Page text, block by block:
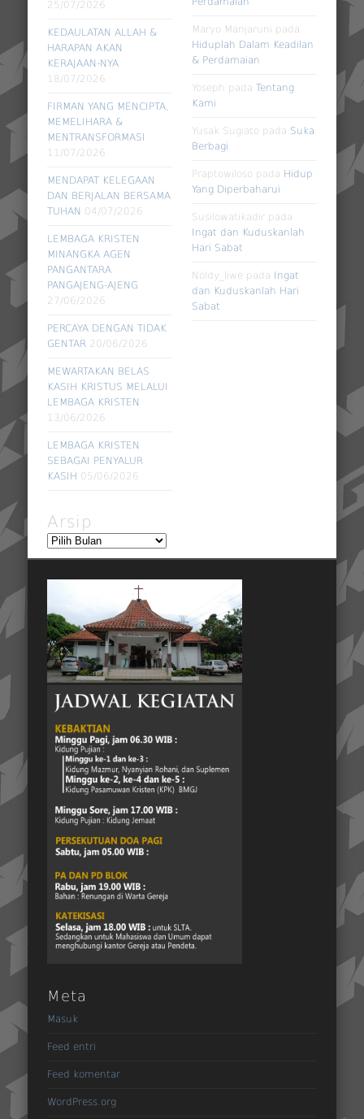
25/07/2026
KEDAULATAN ALLAH &
HARAPAN AKAN
KERAJAAN-NYA
18/07/2026
FIRMAN YANG MENCIPTA,
MEMELIHARA &
MENTRANSFORMASI
11/07/2026
MENDAPAT KELEGAAN
DAN BERJALAN BERSAMA
TUHAN 04/07/2026
LEMBAGA KRISTEN
MINANGKA AGEN
PANGANTARA
PANGAJENG-AJENG
27/06/2026
PERCAYA DENGAN TIDAK
GENTAR 20/06/2026
MEWARTAKAN BELAS
KASIH KRISTUS MELALUI
LEMBAGA KRISTEN
13/06/2026
LEMBAGA KRISTEN
SEBAGAI PENYALUR
KASIH 05/06/2026
Maryo Manjaruni pada
Hiduplah Dalam Keadilan
& Perdamaian
Yoseph padaTentang
Kami
Yusak Sugiato pada Suka
Berbagi
Praptowiloso pada Hidup
Yang Diperbaharui
Susilowatikadir pada
Ingat dan Kuduskanlah
Hari Sabat
Noldy_liwe pada Ingat
dan Kuduskanlah Hari
Sabat
Arsip
Arsip
Meta
Masuk
Feed entri
Feed komentar
WordPress.org